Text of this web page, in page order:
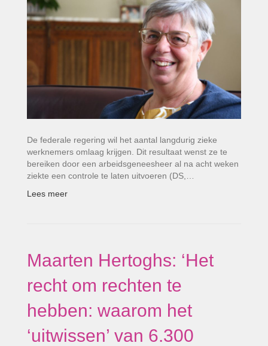
De federale regering wil het aantal langdurig zieke
werknemers omlaag krijgen. Dit resultaat wenst ze te
bereiken door een arbeidsgeneesheer al na acht weken
ziekte een controle te laten uitvoeren (DS,…
Lees meer
Maarten Hertoghs: ‘Het
recht om rechten te
hebben: waarom het
‘uitwissen’ van 6.300